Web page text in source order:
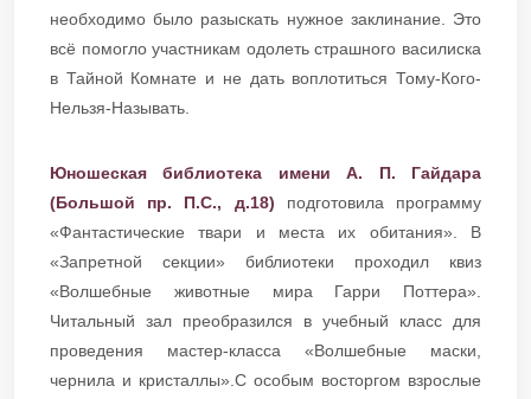
необходимо было разыскать нужное заклинание. Это
всё помогло участникам одолеть страшного василиска
в Тайной Комнате и не дать воплотиться Тому-Кого-
Нельзя-Называть.
Юношеская библиотека имени А. П. Гайдара
(Большой пр. П.С., д.18) подготовила программу
«Фантастические твари и места их обитания». В
«Запретной секции» библиотеки проходил квиз
«Волшебные животные мира Гарри Поттера».
Читальный зал преобразился в учебный класс для
проведения мастер-класса «Волшебные маски,
чернила и кристаллы».С особым восторгом взрослые